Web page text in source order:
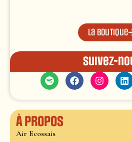
La boutique
Suivez-
À propos
Air Ecossais